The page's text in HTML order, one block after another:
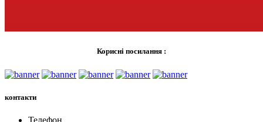
Корисні посилання :
контакти
Телефон